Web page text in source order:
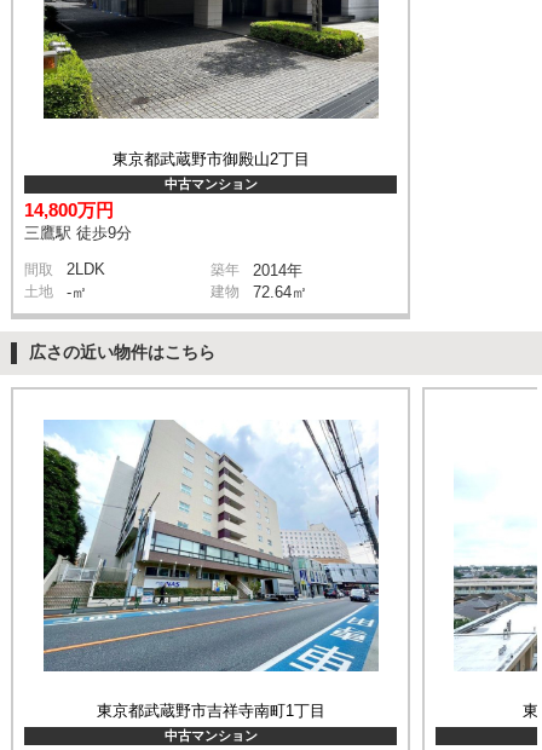
東京都武蔵野市御殿山2丁目
中古マンション
14,800万円
三鷹駅 徒歩9分
間取 2LDK 築年 2014年
土地 -㎡ 建物 72.64㎡
広さの近い物件はこちら
東京都武蔵野市吉祥寺南町1丁目
中古マンション
東